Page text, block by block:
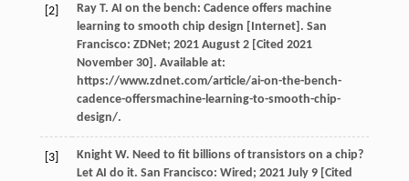
[2]
Ray T. AI on the bench: Cadence offers machine
learning to smooth chip design [Internet]. San
Francisco: ZDNet; 2021 August 2 [Cited 2021
November 30]. Available at:
https://www.zdnet.com/article/ai-on-the-bench-
cadence-offersmachine-learning-to-smooth-chip-
design/.
[3]
Knight W. Need to fit billions of transistors on a chip?
Let AI do it. San Francisco: Wired; 2021 July 9 [Cited